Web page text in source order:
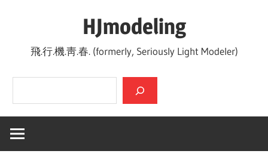
HJmodeling
飛.行.機.靑.春. (formerly, Seriously Light Modeler)
검색